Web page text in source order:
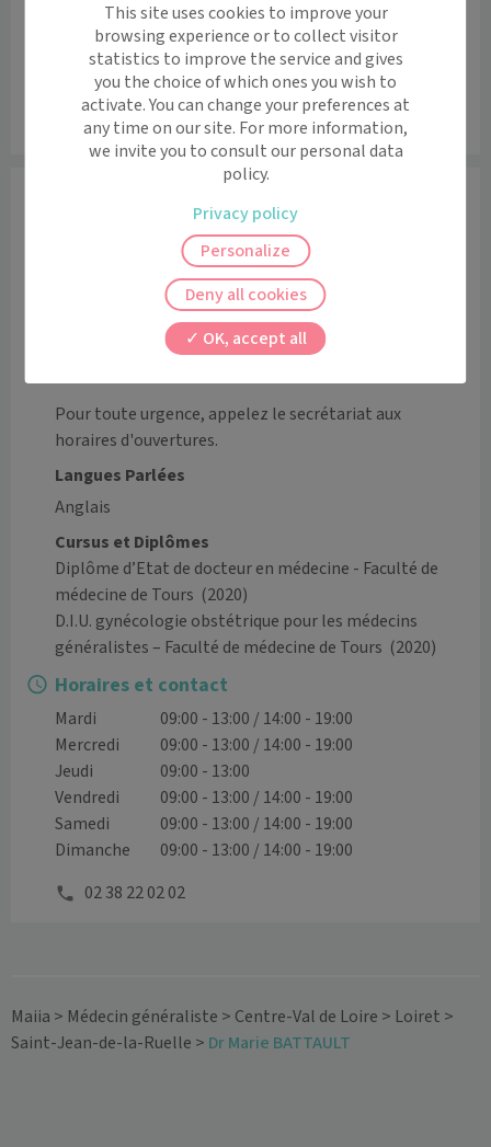
Leaflet|©OpenStreetMapcontributors
Le docteur BATTAULT Marie reçoit ses patients au 53
rue des agates à Saint-Jean-de-la-Ruelle pour des
consultations de médecine générale.
La prise de rendez-vous est possible sur le site
Pour toute urgence, appelez le secrétariat aux
horaires d'ouvertures.
Langues Parlées
Anglais
Cursus et Diplômes
Diplôme d’Etat de docteur en médecine - Faculté de
médecine de Tours (2020)
D.I.U. gynécologie obstétrique pour les médecins
généralistes – Faculté de médecine de Tours (2020)
Horaires et contact
Mardi
09:00 - 13:00 / 14:00 - 19:00
Mercredi
09:00 - 13:00 / 14:00 - 19:00
Jeudi
09:00 - 13:00
Vendredi
09:00 - 13:00 / 14:00 - 19:00
Samedi
09:00 - 13:00 / 14:00 - 19:00
Dimanche
09:00 - 13:00 / 14:00 - 19:00
02 38 22 02 02
Maiia > Médecin généraliste > Centre-Val de Loire > Loiret >
Saint-Jean-de-la-Ruelle > Dr Marie BATTAULT
This site uses cookies to improve your
browsing experience or to collect visitor
statistics to improve the service and gives
you the choice of which ones you wish to
activate. You can change your preferences at
any time on our site. For more information,
we invite you to consult our personal data
policy.
OK, accept all
Deny all cookies
Personalize
Privacy policy